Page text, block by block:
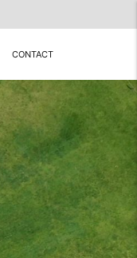
CONTACT